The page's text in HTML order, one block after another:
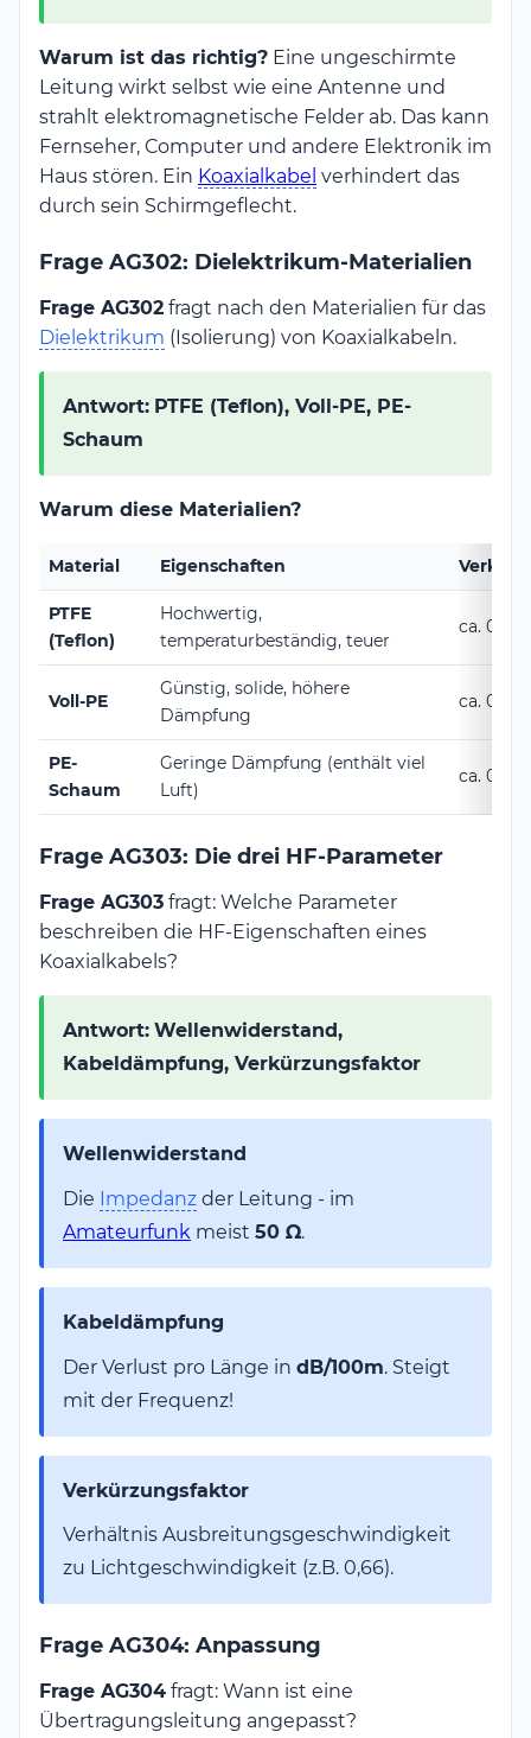
Warum ist das richtig? Eine ungeschirmte
Leitung wirkt selbst wie eine Antenne und
strahlt elektromagnetische Felder ab. Das kann
Fernseher, Computer und andere Elektronik im
Haus stören. Ein Koaxialkabel verhindert das
durch sein Schirmgeflecht.
Frage AG302: Dielektrikum-Materialien
Frage AG302 fragt nach den Materialien für das
Dielektrikum (Isolierung) von Koaxialkabeln.
Antwort: PTFE (Teflon), Voll-PE, PE-
Schaum
Warum diese Materialien?
Material Eigenschaften
PTFE
(Teflon)
Hochwertig,
temperaturbeständig, teuer
ca. 0,70
Voll-PE
Günstig, solide, höhere
Dämpfung
ca. 0,66
PE-
Schaum
Geringe Dämpfung (enthält viel
Luft)
ca. 0,82
Frage AG303: Die drei HF-Parameter
Frage AG303 fragt: Welche Parameter
beschreiben die HF-Eigenschaften eines
Koaxialkabels?
Antwort: Wellenwiderstand,
Kabeldämpfung, Verkürzungsfaktor
Wellenwiderstand
Die Impedanz der Leitung - im
Amateurfunk meist 50 Ω.
Kabeldämpfung
Der Verlust pro Länge in dB/100m. Steigt
mit der Frequenz!
Verkürzungsfaktor
Verhältnis Ausbreitungsgeschwindigkeit
zu Lichtgeschwindigkeit (z.B. 0,66).
Frage AG304: Anpassung
Frage AG304 fragt: Wann ist eine
Übertragungsleitung angepasst?